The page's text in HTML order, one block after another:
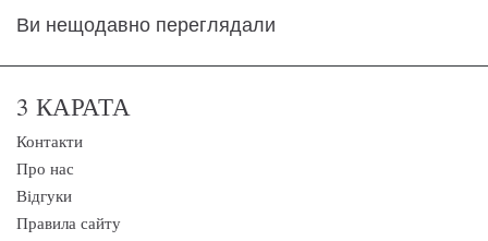
Ви нещодавно переглядали
3 КАРАТА
Контакти
Про нас
Відгуки
Правила сайту